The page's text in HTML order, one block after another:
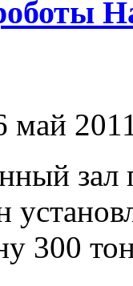
май
зал
300